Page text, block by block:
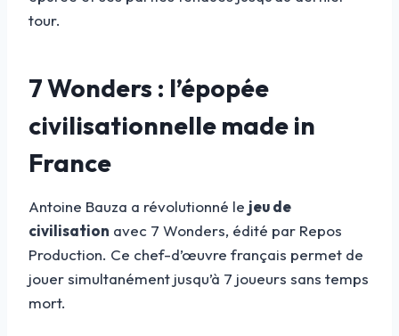
tour.
7 Wonders : l’épopée
civilisationnelle made in
France
Antoine Bauza a révolutionné le jeu de
civilisation avec 7 Wonders, édité par Repos
Production. Ce chef-d’œuvre français permet de
jouer simultanément jusqu’à 7 joueurs sans temps
mort.